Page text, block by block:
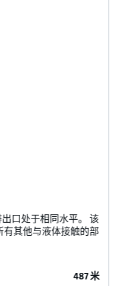
口处于相同水平。 该
其他与液体接触的部
487 米